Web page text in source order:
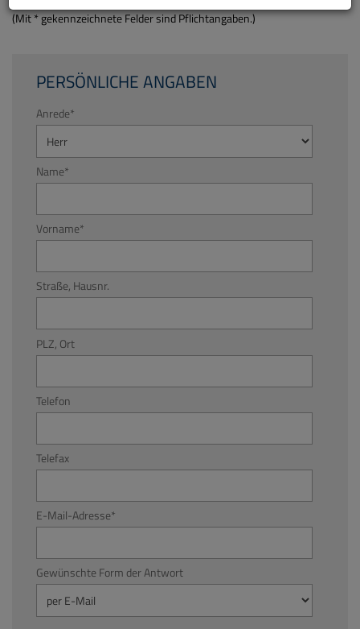
(Mit * gekennzeichnete Felder sind Pflichtangaben.)
PERSÖNLICHE ANGABEN
Anrede*
Name*
Vorname*
Straße, Hausnr.
PLZ, Ort
Telefon
Telefax
E-Mail-Adresse*
Gewünschte Form der Antwort